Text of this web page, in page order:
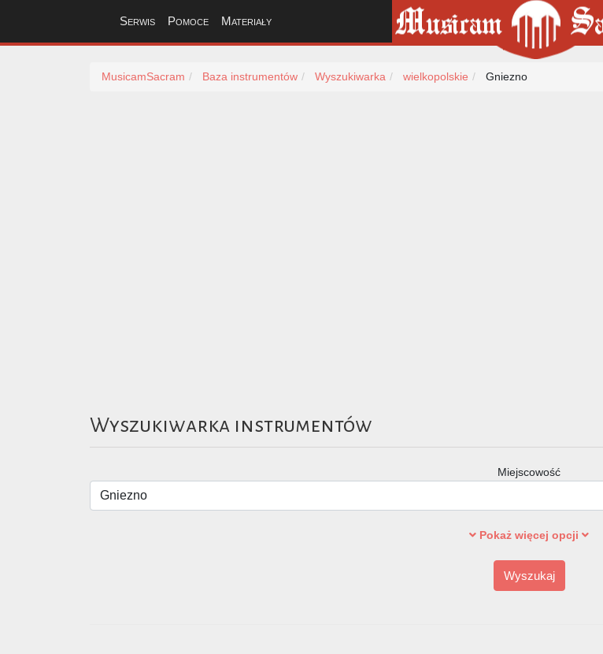
Serwis Pomoce Materiały
MusicamSacram Baza instrumentów Wyszukiwarka wielkopolskie Gniezno
Wyszukiwarka instrumentów
Miejscowość
Pokaż więcej opcji
Wyszukaj